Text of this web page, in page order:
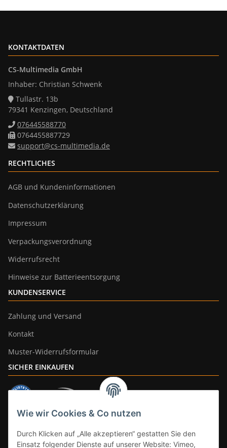
Wie wir Cookies & Co nutzen
Durch Klicken auf „Alle akzeptieren“ gestatten Sie den
Einsatz folgender Dienste auf unserer Website: Vimeo,
KONTAKTDATEN
CS-Multimedia GmbH
Inhaber: Christian Schwenk
Tullastr. 13b
79341 Kenzingen, Deutschland
076445588770
0764455887729
support@cs-multimedia.de
RECHTLICHES
AGB und Kundeninformationen
Datenschutzerklärung
Impressum
Verpackungsverordnung
Widerrufsrecht
Hinweise zur Batterieentsorgung
KUNDENSERVICE
Zahlung und Versand
Kontakt
Muster-Widerrufsformular
SICHER EINKAUFEN